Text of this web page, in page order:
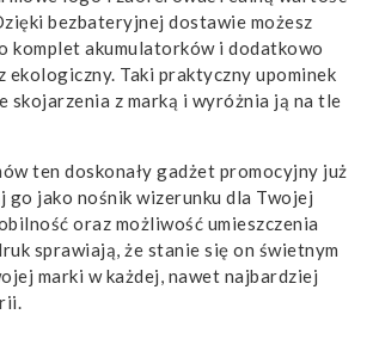
bezbateryjnej dostawie możesz
komplet akumulatorków i dodatkowo
ekologiczny. Taki praktyczny upominek
skojarzenia z marką i wyróżnia ją na tle
ten doskonały gadżet promocyjny już
go jako nośnik wizerunku dla Twojej
oraz możliwość umieszczenia
sprawiają, że stanie się on świetnym
marki w każdej, nawet najbardziej